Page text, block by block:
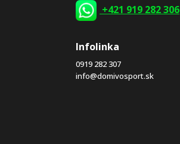
+421 919 282 306
Infolinka
0919 282 307
info@domivosport.sk